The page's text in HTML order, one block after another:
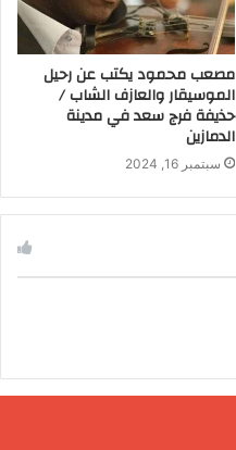
مصعب محمود يكتب عن رحيل
الموسيقار والعازف الشاب /
حذيفة فرج سعد في مدينة
الدمازين
سبتمبر 16, 2024